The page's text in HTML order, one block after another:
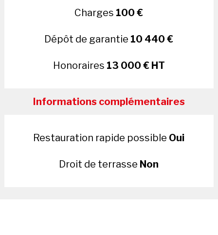
Charges 100 €
Dépôt de garantie 10 440 €
Honoraires 13 000 € HT
Informations complémentaires
Restauration rapide possible Oui
Droit de terrasse Non